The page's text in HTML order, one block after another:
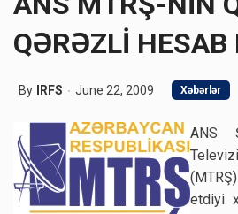
QƏRƏZLİ HESAB
By IRFS June 22, 2009 Xəbərlər
ANS
etdiyi